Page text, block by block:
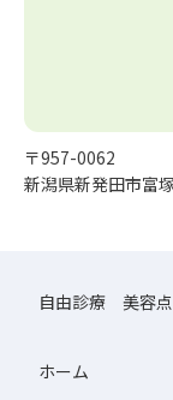
〒957-0062
新潟県新発田市富
自由診療 美容
ホーム